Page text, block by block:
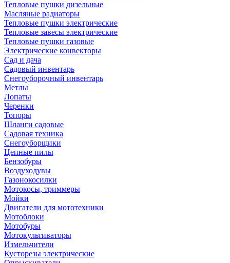
Тепловые пушки дизельные
Масляные радиаторы
Тепловые пушки электрические
Тепловые завесы электрические
Тепловые пушки газовые
Электрические конвекторы
Сад и дача
Садовый инвентарь
Снегоуборочный инвентарь
Метлы
Лопаты
Черенки
Топоры
Шланги садовые
Садовая техника
Снегоуборщики
Цепные пилы
Бензобуры
Воздуходувы
Газонокосилки
Мотокосы, триммеры
Мойки
Двигатели для мототехники
Мотоблоки
Мотобуры
Мотокультиваторы
Измельчители
Кусторезы электрические